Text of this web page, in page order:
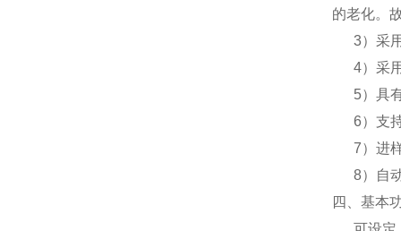
的老化。
3）采用
4）采用
5）具有
6）支持
7）进样
8）自动
四、基本